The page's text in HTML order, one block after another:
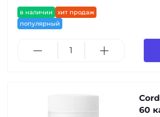
в наличии
хит продаж
популярный
60